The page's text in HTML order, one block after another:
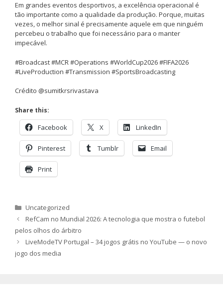
Em grandes eventos desportivos, a excelência operacional é
tão importante como a qualidade da produção. Porque, muitas
vezes, o melhor sinal é precisamente aquele em que ninguém
percebeu o trabalho que foi necessário para o manter
impecável.
#Broadcast #MCR #Operations #WorldCup2026 #FIFA2026
#LiveProduction #Transmission #SportsBroadcasting
Crédito @sumitkrsrivastava
Share this:
Facebook X LinkedIn
Pinterest Tumblr Email
Print
Categorias
Uncategorized
RefCam no Mundial 2026: A tecnologia que mostra o futebol
pelos olhos do árbitro
LiveModeTV Portugal – 34 jogos grátis no YouTube — o novo
jogo dos media